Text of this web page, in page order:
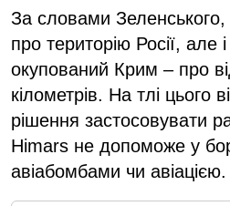
За словами
про територію Росії, але
окупований Крим – про
кілометрів. На тлі цього
рішення застосовувати
Himars не допоможе у
авіабомбами чи авіацією.